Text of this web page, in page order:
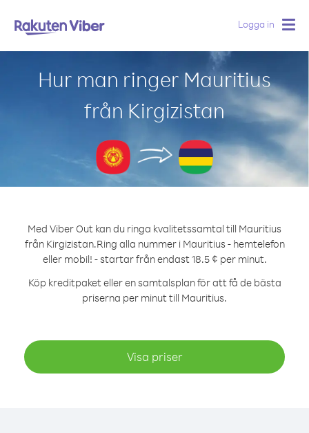
Logga in
Hur man ringer Mauritius
från Kirgizistan
Med Viber Out kan du ringa kvalitetssamtal till Mauritius
från Kirgizistan.Ring alla nummer i Mauritius - hemtelefon
eller mobil! - startar från endast 18.5 ¢ per minut.
Köp kreditpaket eller en samtalsplan för att få de bästa
priserna per minut till Mauritius.
Visa priser